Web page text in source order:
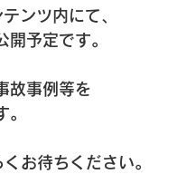
ンツ内にて、
予定です。
故事例等を
お待ちください。